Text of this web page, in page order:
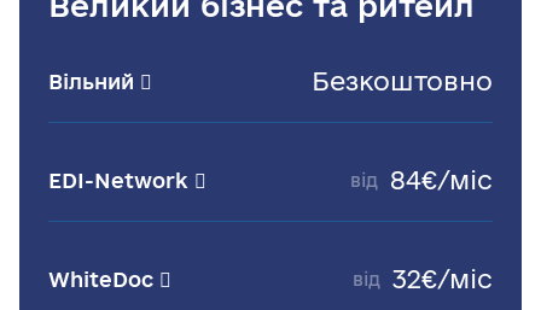
Вільний Безкоштовно
EDI-Network від 84€/міс
WhiteDoc від 32€/міс